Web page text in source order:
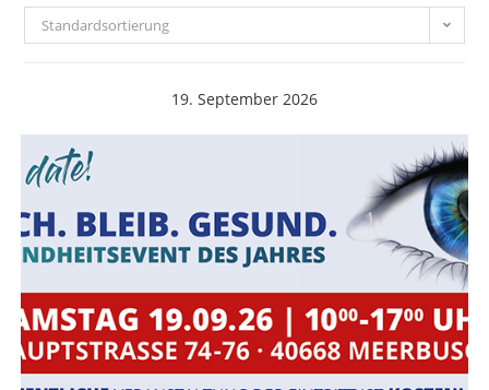
Standardsortierung
19. September 2026